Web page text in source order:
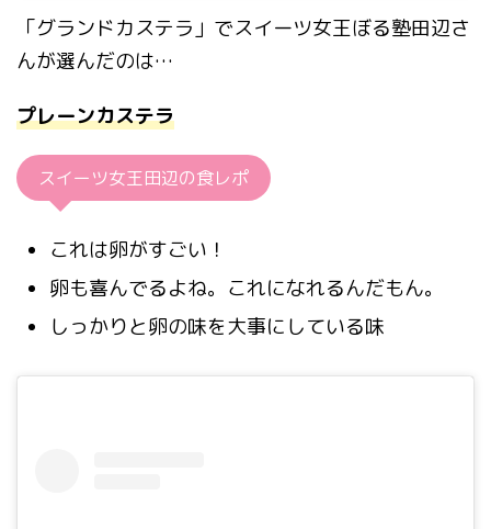
「グランドカステラ」でスイーツ女王ぼる塾田辺さ
んが選んだのは…
プレーンカステラ
スイーツ女王田辺の食レポ
これは卵がすごい！
卵も喜んでるよね。これになれるんだもん。
しっかりと卵の味を大事にしている味